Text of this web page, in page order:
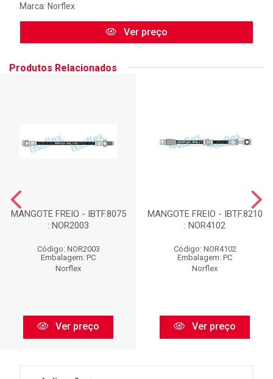
Marca: Norflex
Ver preço
Produtos Relacionados
MANGOTE FREIO - IBTF.8075
: NOR2003
Código: NOR2003
Embalagem: PC
Norflex
Ver preço
MANGOTE FREIO - IBTF.8210
: NOR4102
Código: NOR4102
Embalagem: PC
Norflex
Ver preço